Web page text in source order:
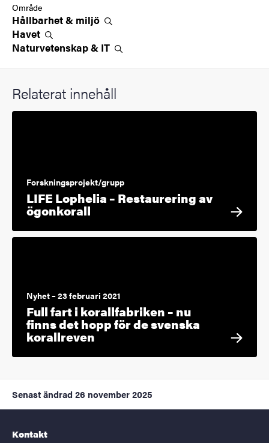
Område
Hållbarhet & miljö
Havet
Naturvetenskap & IT
Relaterat innehåll
Forskningsprojekt/grupp
LIFE Lophelia – Restaurering av
ögonkorall
Nyhet – 23 februari 2021
Full fart i korallfabriken – nu
finns det hopp för de svenska
korallreven
Senast ändrad 26 november 2025
Kontakt